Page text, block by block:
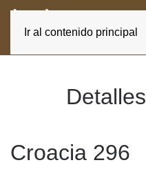
Ir al contenido principal
Detalles
Croacia 296